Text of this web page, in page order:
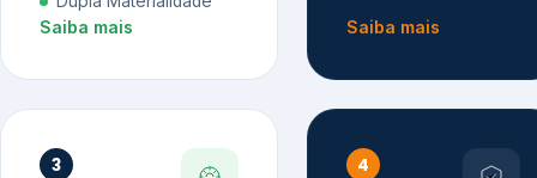
Saiba mais
Saiba mais
3 4